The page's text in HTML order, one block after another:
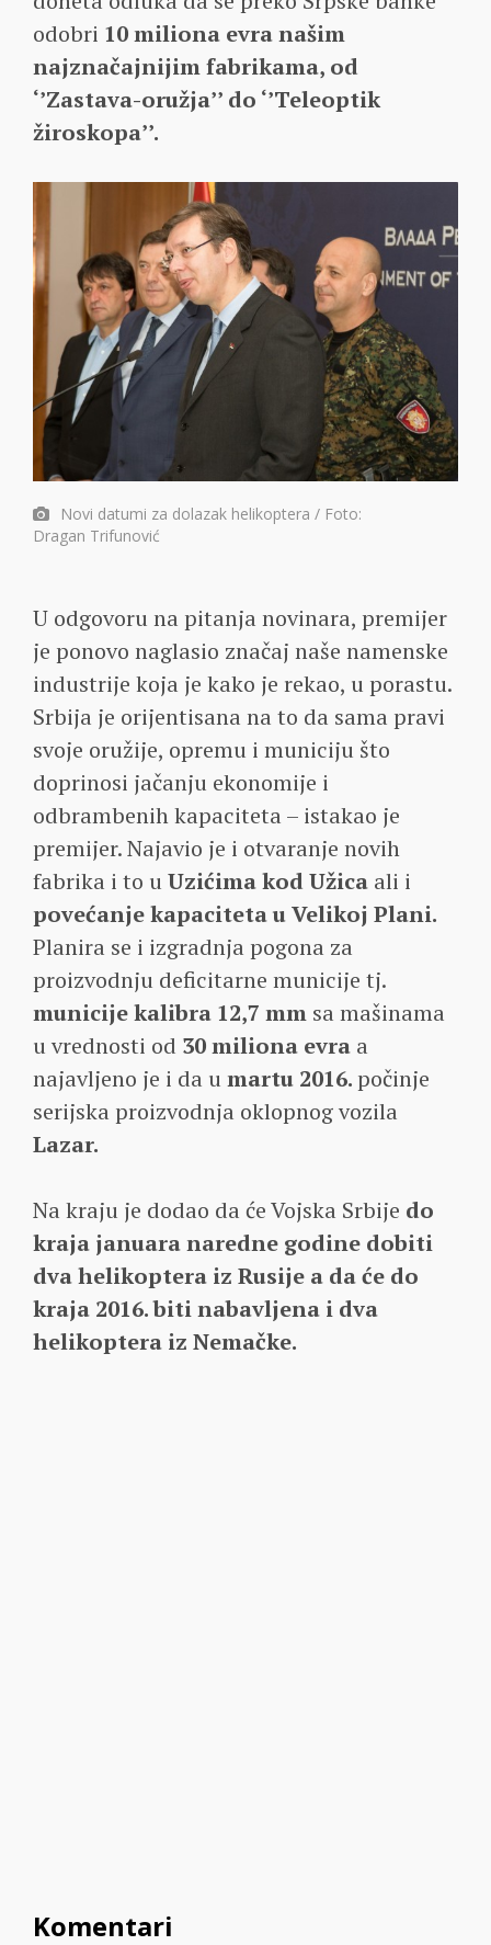
odobri 10 miliona evra našim
najznačajnijim fabrikama, od
‘’Zastava-oružja’’ do ‘’Teleoptik
žiroskopa’’.
Novi datumi za dolazak helikoptera / Foto:
Dragan Trifunović
U odgovoru na pitanja novinara, premijer
je ponovo naglasio značaj naše namenske
industrije koja je kako je rekao, u porastu.
Srbija je orijentisana na to da sama pravi
svoje oružije, opremu i municiju što
doprinosi jačanju ekonomije i
odbrambenih kapaciteta – istakao je
premijer. Najavio je i otvaranje novih
fabrika i to u Uzićima kod Užica ali i
povećanje kapaciteta u Velikoj Plani.
Planira se i izgradnja pogona za
proizvodnju deficitarne municije tj.
municije kalibra 12,7 mm sa mašinama
u vrednosti od 30 miliona evra a
najavljeno je i da u martu 2016. počinje
serijska proizvodnja oklopnog vozila
Lazar.
Na kraju je dodao da će Vojska Srbije do
kraja januara naredne godine dobiti
dva helikoptera iz Rusije a da će do
kraja 2016. biti nabavljena i dva
helikoptera iz Nemačke.
Komentari